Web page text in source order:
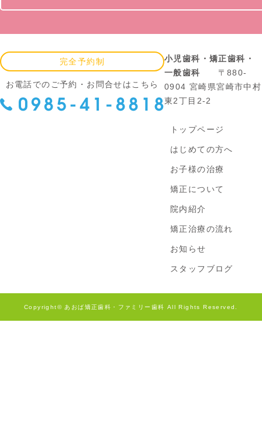
完全予約制
お電話でのご予約・お問合せはこちら
小児歯科・矯正歯科・
一般歯科
〒880-
0904 宮崎県宮崎市中村
東2丁目2-2
トップページ
はじめての方へ
お子様の治療
矯正について
院内紹介
矯正治療の流れ
お知らせ
スタッフブログ
Copyright© あおば矯正歯科・ファミリー歯科 All Rights Reserved.